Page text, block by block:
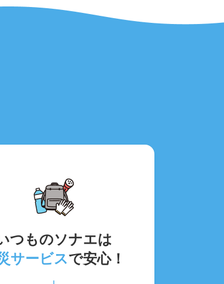
つものソナエは
サービスで安心！